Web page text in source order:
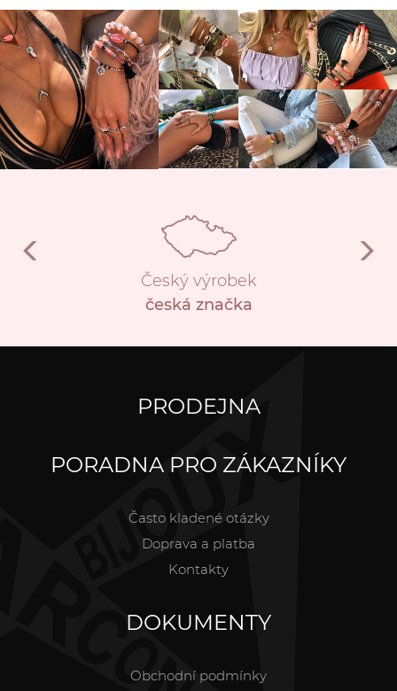
Český výrobek
česká značka
PRODEJNA
PORADNA PRO ZÁKAZNÍKY
Často kladené otázky
Doprava a platba
Kontakty
DOKUMENTY
Obchodní podmínky